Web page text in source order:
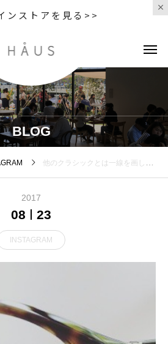
ンストアを見る>>
BLOG
他のクラシックとは一線を画した佇まいのルノアA6_246。シンプルなウェリントンタイプですが、耳に向かって太く広がるテンプル、重厚感のある蝶番の組み合わせが、そこはかとないラグジュアリーさを漂わせます。#hausmatsue #メガネ #島根#松江#ルノア#福山雅治
2017
08 23
INSTAGRAM